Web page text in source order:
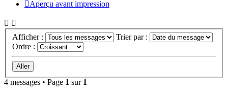
Aperçu avant impression
Afficher :
Trier par :
Ordre :
4 messages • Page 1 sur 1